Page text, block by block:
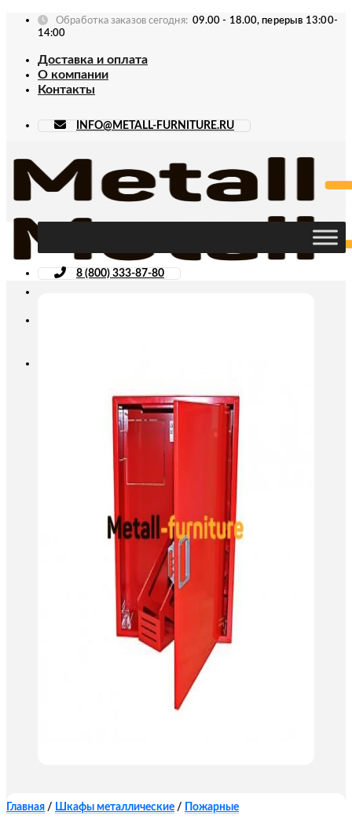
Skip
Обработка заказов сегодня: 09.00 - 18.00, перерыв 13:00-
14:00
Доставка и оплата
О компании
Контакты
INFO@METALL-FURNITURE.RU
8 (800) 333-87-80
Главная / Шкафы металлические / Пожарные